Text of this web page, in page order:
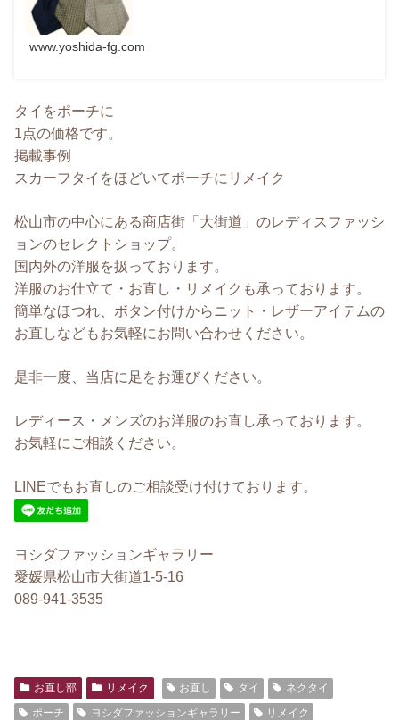
www.yoshida-fg.com
タイをポーチに
1点の価格です。
掲載事例
スカーフタイをほどいてポーチにリメイク
松山市の中心にある商店街「大街道」のレディスファッシ
ョンのセレクトショップ。
国内外の洋服を扱っております。
洋服のお仕立て・お直し・リメイクも承っております。
簡単なほつれ、ボタン付けからニット・レザーアイテムの
お直しなどもお気軽にお問い合わせください。
是非一度、当店に足をお運びください。
レディース・メンズのお洋服のお直し承っております。
お気軽にご相談ください。
LINEでもお直しのご相談受け付けております。
ヨシダファッションギャラリー
愛媛県松山市大街道1-5-16
089-941-3535
お直し部 リメイク お直し タイ
ネクタイ
ポーチ
ヨシダファッションギャラリー
リメイク